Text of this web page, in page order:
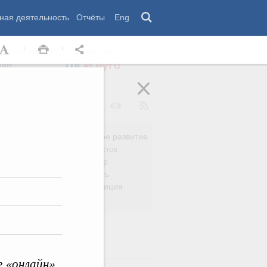
деятельность Отчёты Eng
Обращения
Региональное развитие
Дальний Восток
Россия и мир
Безопасность
Право и юстиция